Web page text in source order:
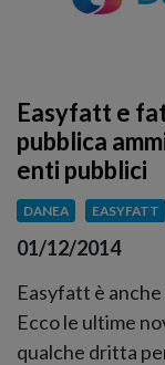
Easyfatt e
pubblica
enti pubblici
DANEA EASYFATT
01/12/2014
Easyfatt è
Ecco le ultime
qualche dritta